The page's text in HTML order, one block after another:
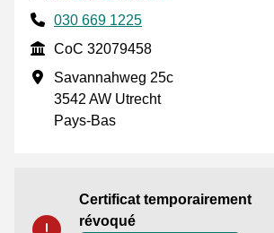
Phone number
030 669 1225
CoC
CoC 32079458
Adresse professionnelle
Savannahweg 25c
3542 AW Utrecht
Pays-Bas
Certificat temporairement
révoqué